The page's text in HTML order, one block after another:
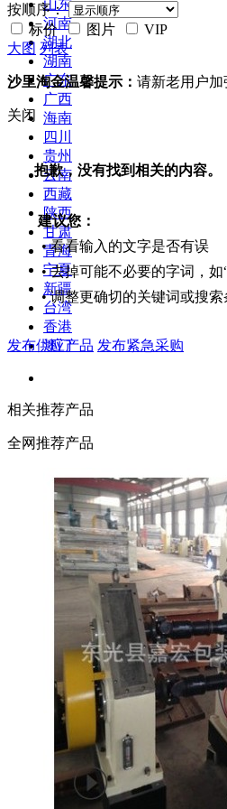
山东
河南
湖北
湖南
广东
广西
海南
四川
贵州
云南
西藏
陕西
甘肃
青海
宁夏
新疆
台湾
香港
澳门
按顺序：
标价
图片
VIP
大图 列表
沙里淘金温馨提示： 请新老用户加
关闭
抱歉，没有找到相关的内容。
建议您：
• 看看输入的文字是否有误
• 去掉可能不必要的字词，如
• 调整更确切的关键词或搜索
发布供应产品 发布紧急采购
相关推荐产品
全网推荐产品